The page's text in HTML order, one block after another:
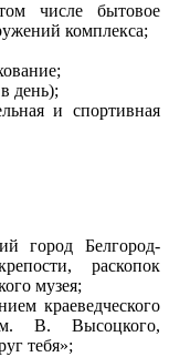
числе бытовое
комплекса;
день);
и спортивная
город Белгород-
раскопок
музея;
краеведческого
В. Высоцкого,
тебя»;